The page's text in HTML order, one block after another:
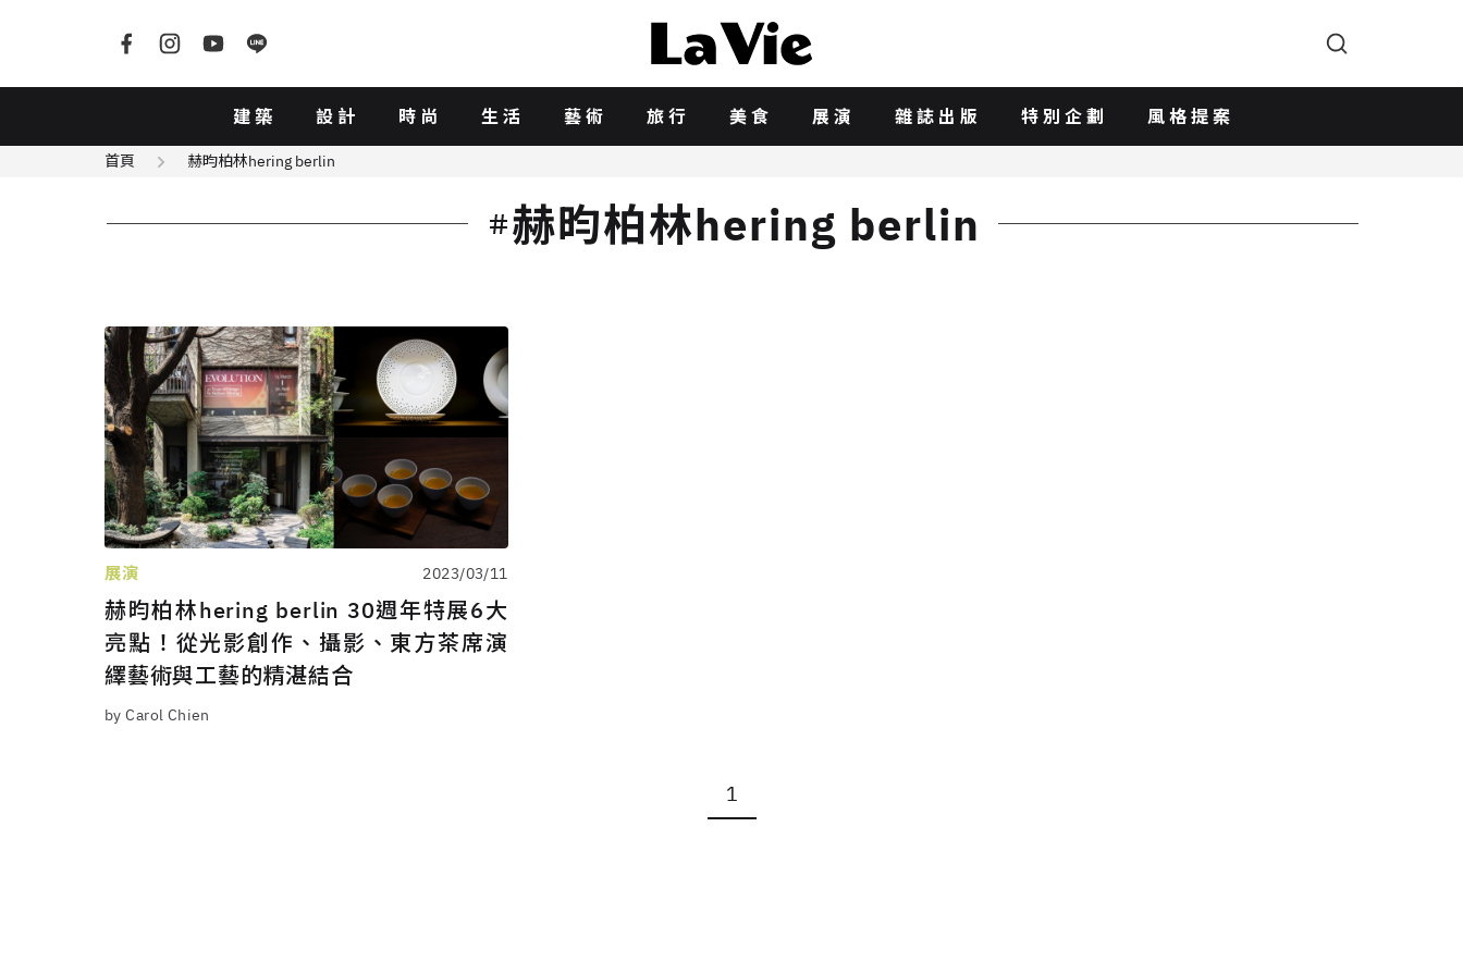
建築 設計 時尚 生活 藝術 旅行 美食 展演 雜誌出版 特別企劃 風格提案
首頁 赫昀柏林hering berlin
赫昀柏林hering berlin
展演 2023/03/11
赫昀柏林hering berlin 30週年特展6大
亮點！從光影創作、攝影、東方茶席演
繹藝術與工藝的精湛結合
by Carol Chien
1